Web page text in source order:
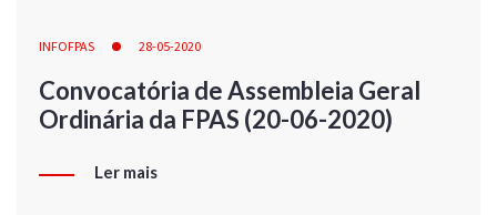
INFOFPAS 28-05-2020
Convocatória de Assembleia Geral
Ordinária da FPAS (20-06-2020)
Ler mais